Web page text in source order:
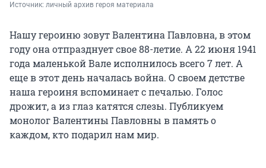
Источник: личный архив героя материала
Нашу героиню зовут Валентина Павловна, в этом
году она отпразднует свое 88-летие. А 22 июня 1941
года маленькой Вале исполнилось всего 7 лет. А
еще в этот день началась война. О своем детстве
наша героиня вспоминает с печалью. Голос
дрожит, а из глаз катятся слезы. Публикуем
монолог Валентины Павловны в память о
каждом, кто подарил нам мир.